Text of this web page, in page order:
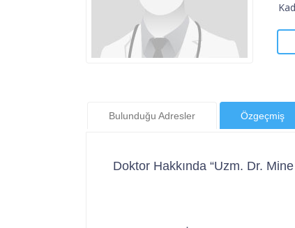
Bulunduğu Adresler Özgeçmiş
Doktor Hakkında “Uzm. Dr.